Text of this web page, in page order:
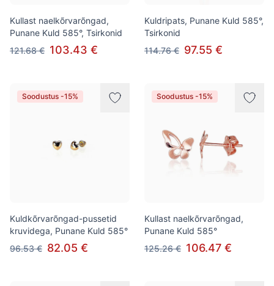
Kullast naelkõrvarõngad,
Punane Kuld 585°, Tsirkonid
121.68 € 103.43 €
Kuldripats, Punane Kuld 585°,
Tsirkonid
114.76 € 97.55 €
Soodustus -15%
Kuldkõrvarõngad-pussetid
kruvidega, Punane Kuld 585°
96.53 € 82.05 €
Soodustus -15%
Kullast naelkõrvarõngad,
Punane Kuld 585°
125.26 € 106.47 €